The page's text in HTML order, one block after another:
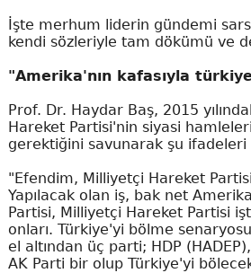
İşte merhum liderin gündemi
kendi sözleriyle tam dökümü ve
"Amerika'nın kafasıyla
Prof. Dr. Haydar Baş, 2015
Hareket Partisi'nin siyasi
gerektiğini savunarak şu ifadeleri
"Efendim, Milliyetçi Hareket
Yapılacak olan iş, bak net
Partisi, Milliyetçi Hareket Partisi
onları. Türkiye'yi bölme
el altından üç parti; HDP
AK Parti bir olup Türkiye'yi